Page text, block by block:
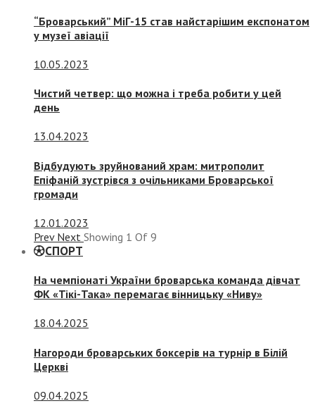
“Броварський” МіГ-15 став найстарішим експонатом
у музеї авіації
10.05.2023
Чистий четвер: що можна і треба робити у цей
день
13.04.2023
Відбудують зруйнований храм: митрополит
Епіфаній зустрівся з очільниками Броварської
громади
12.01.2023
Prev Next Showing 1 Of 9
СПОРТ
На чемпіонаті України броварська команда дівчат
ФК «Тікі-Така» перемагає вінницьку «Ниву»
18.04.2025
Нагороди броварських боксерів на турнір в Білій
Церкві
09.04.2025